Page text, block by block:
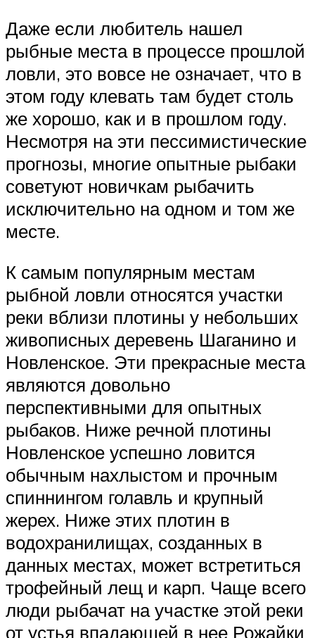
Даже если любитель нашел
рыбные места в процессе прошлой
ловли, это вовсе не означает, что в
этом году клевать там будет столь
же хорошо, как и в прошлом году.
Несмотря на эти пессимистические
прогнозы, многие опытные рыбаки
советуют новичкам рыбачить
исключительно на одном и том же
месте.
К самым популярным местам
рыбной ловли относятся участки
реки вблизи плотины у небольших
живописных деревень Шаганино и
Новленское. Эти прекрасные места
являются довольно
перспективными для опытных
рыбаков. Ниже речной плотины
Новленское успешно ловится
обычным нахлыстом и прочным
спиннингом голавль и крупный
жерех. Ниже этих плотин в
водохранилищах, созданных в
данных местах, может встретиться
трофейный лещ и карп. Чаще всего
люди рыбачат на участке этой реки
от устья впадающей в нее Рожайки